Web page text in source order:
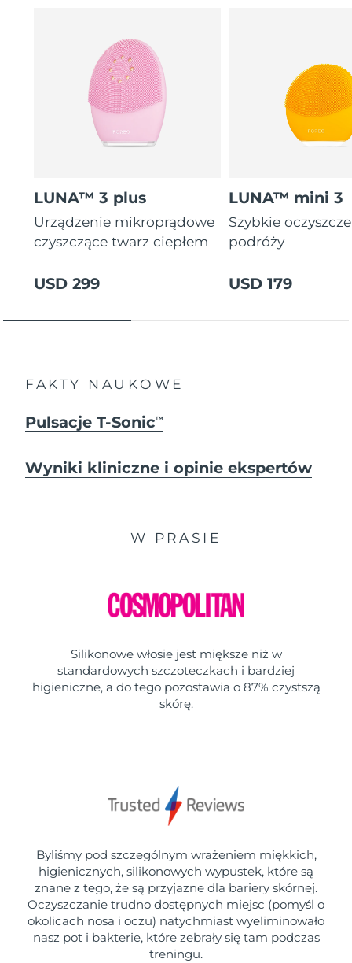
LUNA™ 3 plus
Urządzenie mikroprądowe
czyszczące twarz ciepłem
USD 299
LUNA™ mini 3
Szybkie
podróży
USD 179
FAKTY NAUKOWE
Pulsacje T-SonicTM
Wyniki kliniczne i opinie ekspertów
W PRASIE
Silikonowe włosie jest miększe niż w
standardowych szczoteczkach i bardziej
higieniczne, a do tego pozostawia o 87% czystszą
skórę.
Byliśmy pod szczególnym wrażeniem miękkich,
higienicznych, silikonowych wypustek, które są
znane z tego, że są przyjazne dla bariery skórnej.
Oczyszczanie trudno dostępnych miejsc (pomyśl o
okolicach nosa i oczu) natychmiast wyeliminowało
nasz pot i bakterie, które zebrały się tam podczas
treningu.